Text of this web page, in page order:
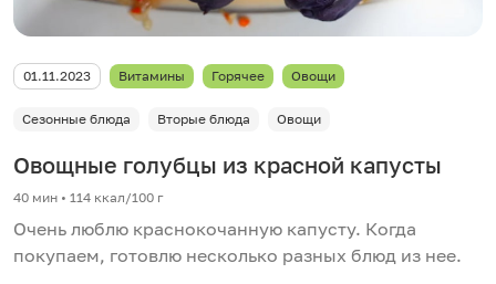
01.11.2023 Витамины Горячее Овощи
Сезонные блюда Вторые блюда Овощи
Овощные голубцы из красной капусты
40 мин • 114 ккал/100 г
Очень люблю краснокочанную капусту. Когда
покупаем, готовлю несколько разных блюд из нее.